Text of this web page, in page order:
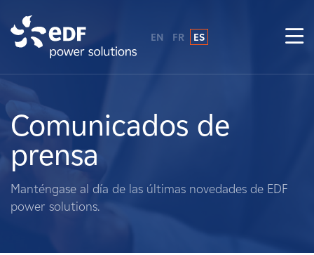
Sobre nosotros
Qué hacemos
Terratenientes
EN FR ES
Comunicados de
prensa
Manténgase al día de las últimas novedades de EDF
power solutions.